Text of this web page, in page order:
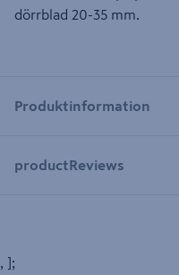
dörrblad 20-35 mm.
Produktinformation
productReviews
, ];